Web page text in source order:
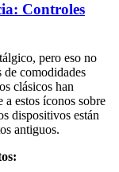
Controles
pero eso no
de comodidades
clásicos han
a estos íconos sobre
dispositivos están
antiguos.